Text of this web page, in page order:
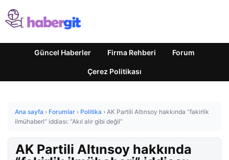
Güncel Haberler Firma Rehberi Forum
Çerez Politikası
Ana sayfa › Forumlar › Politika › AK Partili Altınsoy hakkında “fakirlik
ilmühaberi” iddiası: “Akıl alır gibi değil”
AK Partili Altınsoy hakkında